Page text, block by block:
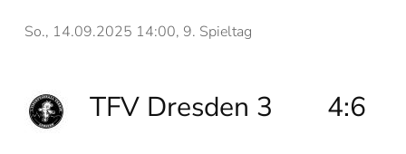
So., 14.09.2025 14:00, 9. Spieltag
TFV Dresden 3 4:6